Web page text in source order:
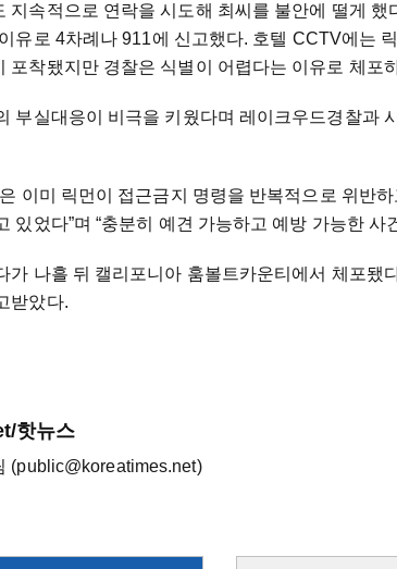
지속적으로 연락을 시도해 최씨를 불안에 떨게 했
유로 4차례나 911에 신고했다. 호텔 CCTV에는
포착됐지만 경찰은 식별이 어렵다는 이유로 체포
부실대응이 비극을 키웠다며 레이크우드경찰과
이미 릭먼이 접근금지 명령을 반복적으로 위반
있었다”며 “충분히 예견 가능하고 예방 가능한 사
가 나흘 뒤 캘리포니아 훔볼트카운티에서 체포됐
받았다.
핫뉴스
(public@koreatimes.net)